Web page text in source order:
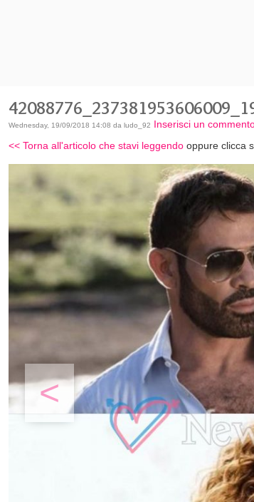
Wednesday, 19/09/2018 14:08 da ludo_92 Inserisci un
<< Torna all'articolo che stavi leggendo oppure clicca
<